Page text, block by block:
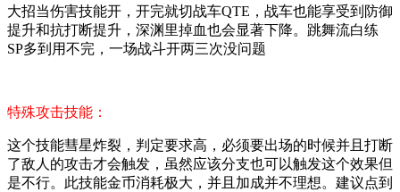
大招当伤害技能开，开完就切战车QTE，战车也能享受到防御
提升和抗打断提升，深渊里掉血也会显著下降。跳舞流白练
SP多到用不完，一场战斗开两三次没问题
特殊攻击技能：
这个技能彗星炸裂，判定要求高，必须要出场的时候并且打断
了敌人的攻击才会触发，虽然应该分支也可以触发这个效果但
是不行。此技能金币消耗极大，并且加成并不理想。建议点到